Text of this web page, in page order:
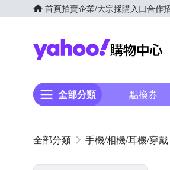
首頁拍賣企業/大宗採購入口合作
全部分類 點換券
手機/相機/耳機/穿戴